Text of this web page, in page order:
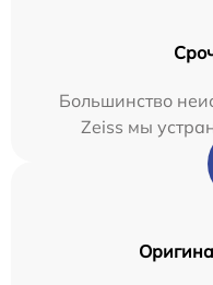
Большинство
Zeiss мы